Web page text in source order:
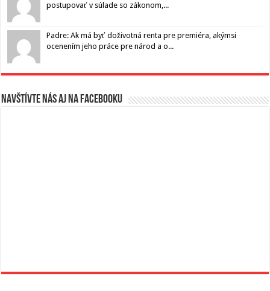
postupovať v súlade so zákonom,...
Padre: Ak má byť doživotná renta pre premiéra, akýmsi
ocenením jeho práce pre národ a o...
Navštívte nás aj na Facebooku